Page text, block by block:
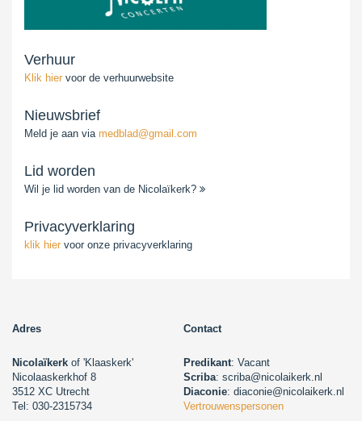
Verhuur
Klik hier voor de verhuurwebsite
Nieuwsbrief
Meld je aan via medblad@gmail.com
Lid worden
Wil je lid worden van de Nicolaïkerk?
Privacyverklaring
klik hier voor onze privacyverklaring
Adres Contact
Nicolaïkerk of 'Klaaskerk'
Nicolaaskerkhof 8
3512 XC Utrecht
Tel: 030-2315734
Predikant: Vacant
Scriba: scriba@nicolaikerk.nl
Diaconie: diaconie@nicolaikerk.nl
Vertrouwenspersonen